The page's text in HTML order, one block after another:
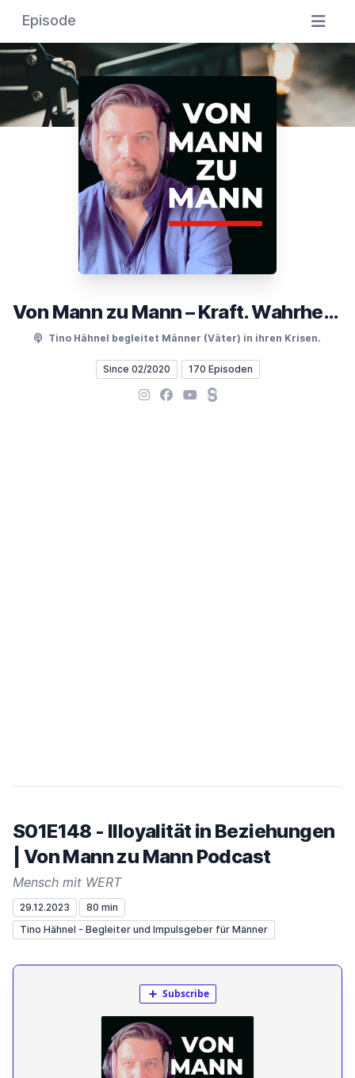
Episode
Von Mann zu Mann – Kraft. Wahrheit. Verantwortung.
Tino Hähnel begleitet Männer (Väter) in ihren Krisen.
Since 02/2020 170 Episoden
Instagram
Facebook
YouTubeSteady
S01E148 - Illoyalität in Beziehungen
| Von Mann zu Mann Podcast
Mensch mit WERT
29.12.2023
80 min
Tino Hähnel - Begleiter und Impulsgeber für Männer